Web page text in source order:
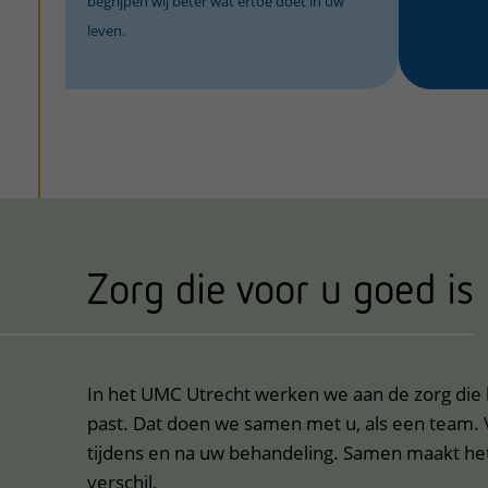
leven.
Zorg die voor u goed is
In het UMC Utrecht werken we aan de zorg die
past. Dat doen we samen met u, als een team.
tijdens en na uw behandeling. Samen maakt
verschil.